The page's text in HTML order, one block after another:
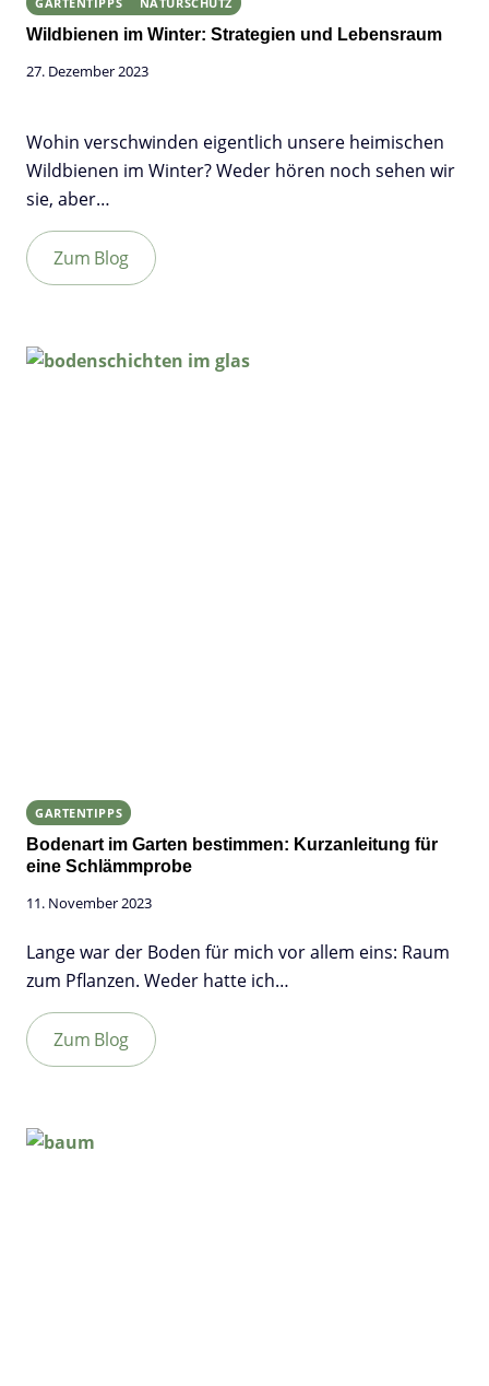
Wildbienen im Winter: Strategien und Lebensraum
27. Dezember 2023
Wohin verschwinden eigentlich unsere heimischen
Wildbienen im Winter? Weder hören noch sehen wir
sie, aber…
Zum Blog
GARTENTIPPS
Bodenart im Garten bestimmen: Kurzanleitung für
eine Schlämmprobe
11. November 2023
Lange war der Boden für mich vor allem eins: Raum
zum Pflanzen. Weder hatte ich…
Zum Blog